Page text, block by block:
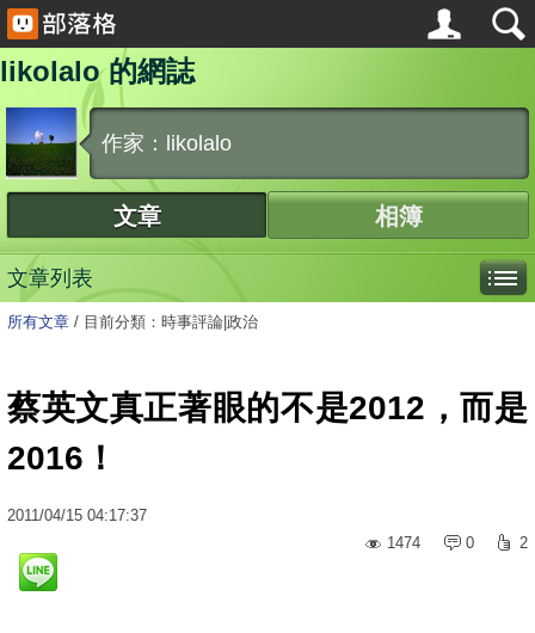
likolalo 的網誌
作家：likolalo
文章 相簿
文章列表
所有文章 / 目前分類：時事評論|政治
蔡英文真正著眼的不是2012，而是
2016！
2011/04/15 04:17:37
1474
0 2